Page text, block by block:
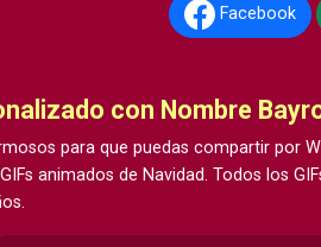
Facebook
con Nombre
para que puedas compartir por
animados de Navidad. Todos los